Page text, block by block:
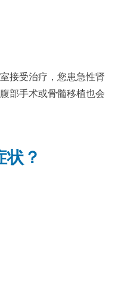
接受治疗，您患急性肾
部手术或骨髓移植也会
状？